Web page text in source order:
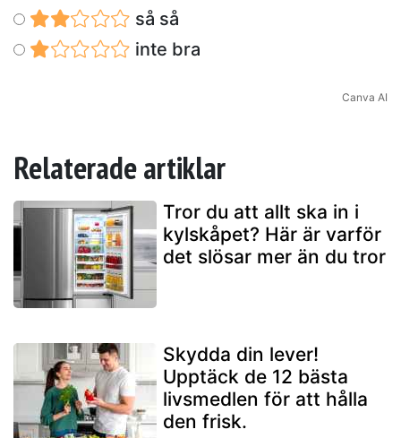
så så
inte bra
Canva AI
Relaterade artiklar
Tror du att allt ska in i
kylskåpet? Här är varför
det slösar mer än du tror
Skydda din lever!
Upptäck de 12 bästa
livsmedlen för att hålla
den frisk.